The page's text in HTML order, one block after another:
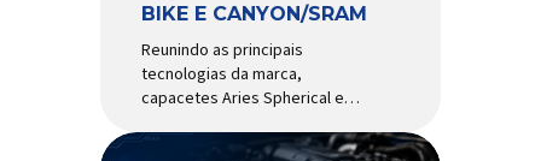
BIKE E CANYON/SRAM
Reunindo as principais
tecnologias da marca,
capacetes Aries Spherical e
ao país com a pintura oficial